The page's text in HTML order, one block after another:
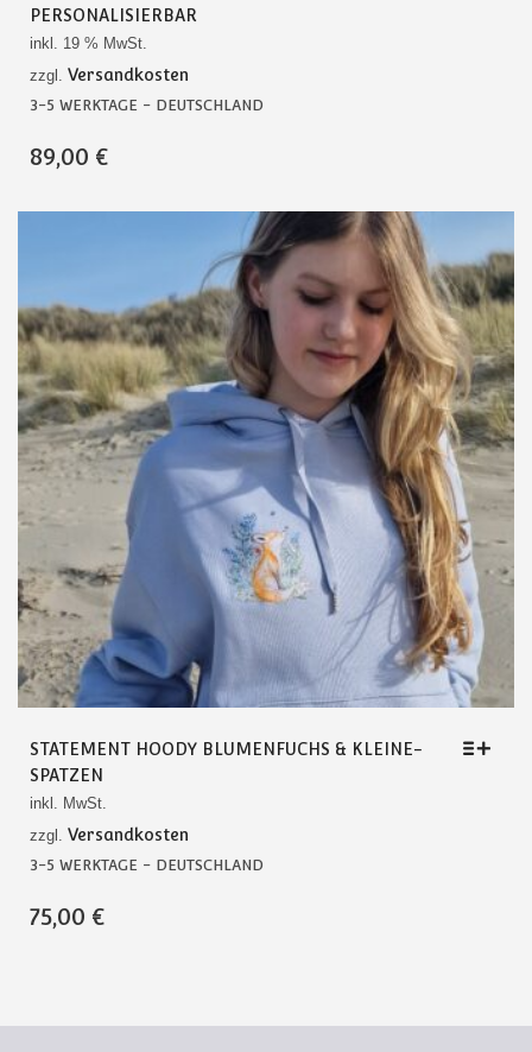
PERSONALISIERBAR
inkl. 19 % MwSt.
zzgl. Versandkosten
3-5 WERKTAGE - DEUTSCHLAND
89,00 €
STATEMENT HOODY BLUMENFUCHS & KLEINE-
SPATZEN
inkl. MwSt.
zzgl. Versandkosten
3-5 WERKTAGE - DEUTSCHLAND
PRODUKT
75,00 €